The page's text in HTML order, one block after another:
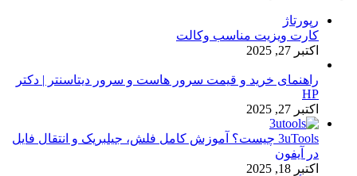
رپورتاژ
کارت ویزیت مناسب وکالت
اکتبر 27, 2025
راهنمای خرید و قیمت سرور هاست و سرور دیتاسنتر | دکتر
HP
اکتبر 27, 2025
3uTools چیست؟ آموزش کامل فلش، جیلبریک و انتقال فایل
در آیفون
اکتبر 18, 2025